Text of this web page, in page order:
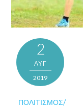
2
ΑΥΓ
2019
ΠΟΛΙΤΙΣΜΌΣ/